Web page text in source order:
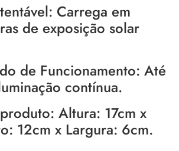
Carrega em
de exposição solar
de Funcionamento: Até
contínua.
Altura: 17cm x
12cm x Largura: 6cm.